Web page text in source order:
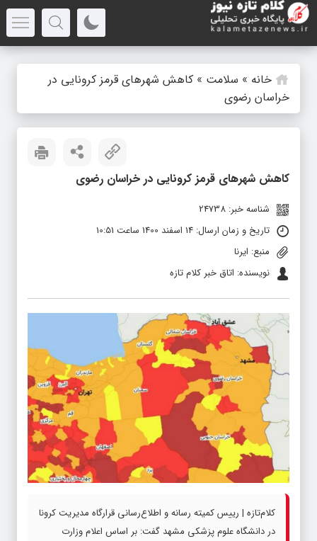
خانه » سلامت » کاهش شهرهای قرمز کرونایی در
خراسان رضوی
کاهش شهرهای قرمز کرونایی در خراسان رضوی
شناسه خبر: 24738
تاریخ و زمان ارسال: 14 اسفند 1400 ساعت 10:51
منبع: ایرنا
نویسنده: اتاق خبر کلام تازه
کلام‌تازه | رییس کمیته رسانه و اطلاع‌رسانی قرارگاه مدیریت کرونا
در دانشگاه علوم پزشکی مشهد گفت: بر اساس اعلام وزارت